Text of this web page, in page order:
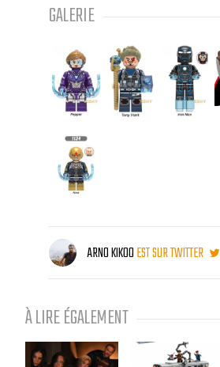
GALERIE
ARNO KIKOOEST SUR TWITTER
À LIRE ÉGALEMENT